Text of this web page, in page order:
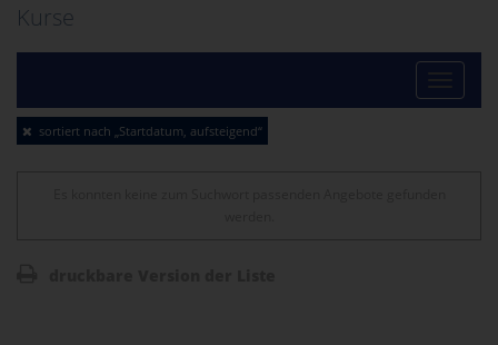
Kurse
Toggle
sortiert nach „Startdatum, aufsteigend“